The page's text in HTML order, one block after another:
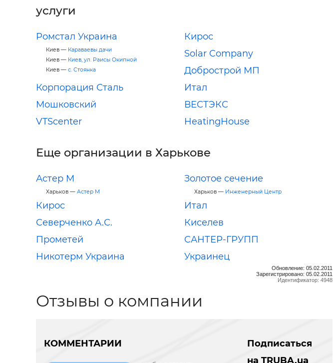
услуги
Ромстал Украина
Киев — Караваевы дачи
Киев — Киев, ул. Раисы Окипной
Киев — с. Стоянка
Кирос
Solar Company
Добрострой МП
Корпорация Сталь
Итал
Мошковский
ВЕСТЭКС
VTScenter
HeatingHouse
Еще организации в Харькове
Астер М
Харьков — Астер М
Золотое сечение
Харьков — Инженерный Центр
Кирос
Итал
Северченко А.С.
Киселев
Прометей
САНТЕР-ГРУПП
Никотерм Украина
Украинец
Обновление: 05.02.2011
Зарегистрировано: 05.02.2011
Идентификатор: 4948
Отзывы о компании
КОММЕНТАРИИ
Подписаться
на TRUBA.ua